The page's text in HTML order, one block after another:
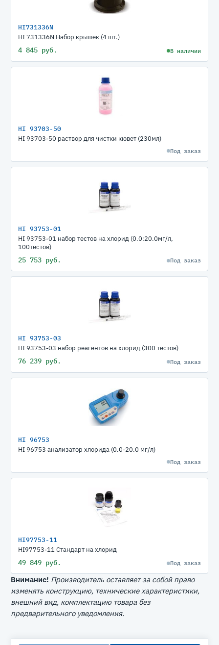
HI731336N
HI 731336N Набор крышек (4 шт.)
4 845 руб. В наличии
HI 93703-50
HI 93703-50 раствор для чистки кювет (230мл)
Под заказ
HI 93753-01
HI 93753-01 набор тестов на хлорид (0.0:20.0мг/л,
100тестов)
25 753 руб. Под заказ
HI 93753-03
HI 93753-03 набор реагентов на хлорид (300 тестов)
76 239 руб. Под заказ
HI 96753
HI 96753 анализатор хлорида (0.0-20.0 мг/л)
Под заказ
HI97753-11
HI97753-11 Стандарт на хлорид
49 849 руб. Под заказ
Внимание! Производитель оставляет за собой право
изменять конструкцию, технические характеристики,
внешний вид, комплектацию товара без
предварительного уведомления.